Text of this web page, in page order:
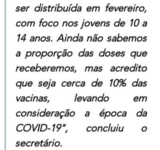
ser distribuída em fevereiro,
com foco nos jovens de 10 a
14 anos. Ainda não sabemos
a proporção das doses que
receberemos, mas acredito
que seja cerca de 10% das
vacinas, levando em
consideração a época da
COVID-19", concluiu o
secretário.